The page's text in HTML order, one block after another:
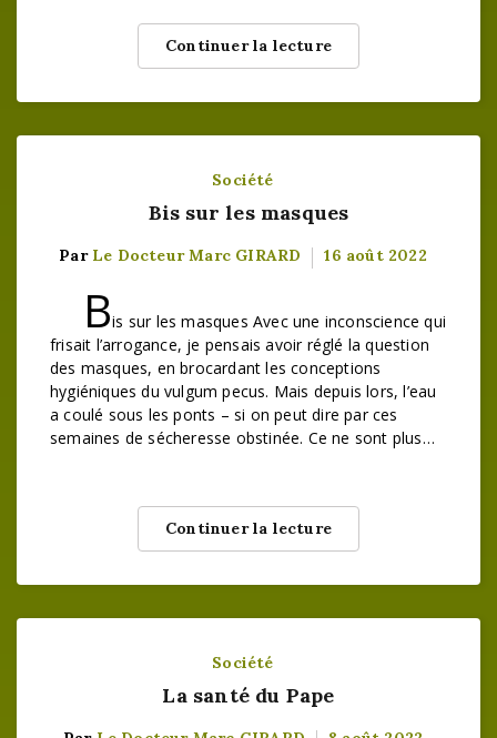
Continuer la lecture
Société
Bis sur les masques
Par Le Docteur Marc GIRARD 16 août 2022
Bis sur les masques Avec une inconscience qui
frisait l’arrogance, je pensais avoir réglé la question
des masques, en brocardant les conceptions
hygiéniques du vulgum pecus. Mais depuis lors, l’eau
a coulé sous les ponts – si on peut dire par ces
semaines de sécheresse obstinée. Ce ne sont plus…
Continuer la lecture
Société
La santé du Pape